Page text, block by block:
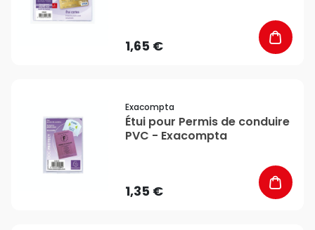
1,65 €
Exacompta
Étui pour Permis de conduire
PVC - Exacompta
1,35 €